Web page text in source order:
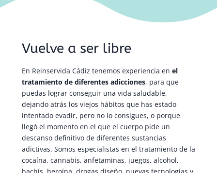
Vuelve a ser libre
En Reinservida Cádiz tenemos experiencia en el
tratamiento de diferentes adicciones, para que
puedas lograr conseguir una vida saludable,
dejando atrás los viejos hábitos que has estado
intentado evadir, pero no lo consigues, o porque
llegó el momento en el que el cuerpo pide un
descanso definitivo de diferentes sustancias
adictivas. Somos especialistas en el tratamiento de la
cocaína, cannabis, anfetaminas, juegos, alcohol,